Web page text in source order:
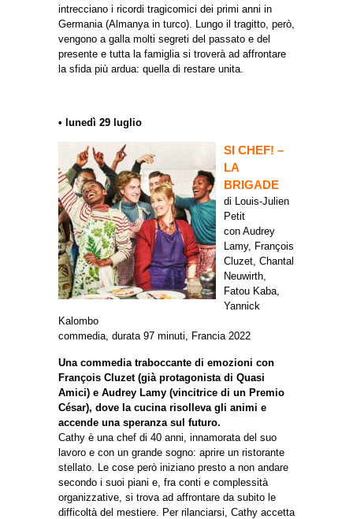
intrecciano i ricordi tragicomici dei primi anni in
Germania (Almanya in turco). Lungo il tragitto, però,
vengono a galla molti segreti del passato e del
presente e tutta la famiglia si troverà ad affrontare
la sfida più ardua: quella di restare unita.
• lunedì 29 luglio
SI CHEF! –
LA
BRIGADE
di Louis-Julien
Petit
con Audrey
Lamy, François
Cluzet, Chantal
Neuwirth,
Fatou Kaba,
Yannick
Kalombo
commedia, durata 97 minuti, Francia 2022
Una commedia traboccante di emozioni con
François Cluzet (già protagonista di Quasi
Amici) e Audrey Lamy (vincitrice di un Premio
César), dove la cucina risolleva gli animi e
accende una speranza sul futuro.
Cathy è una chef di 40 anni, innamorata del suo
lavoro e con un grande sogno: aprire un ristorante
stellato. Le cose però iniziano presto a non andare
secondo i suoi piani e, fra conti e complessità
organizzative, si trova ad affrontare da subito le
difficoltà del mestiere. Per rilanciarsi, Cathy accetta